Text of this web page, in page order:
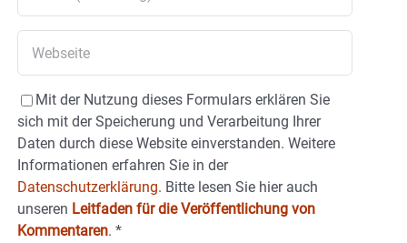
Mit der Nutzung dieses Formulars erklären Sie
sich mit der Speicherung und Verarbeitung Ihrer
Daten durch diese Website einverstanden. Weitere
Informationen erfahren Sie in der
Datenschutzerklärung. Bitte lesen Sie hier auch
unseren Leitfaden für die Veröffentlichung von
Kommentaren. *